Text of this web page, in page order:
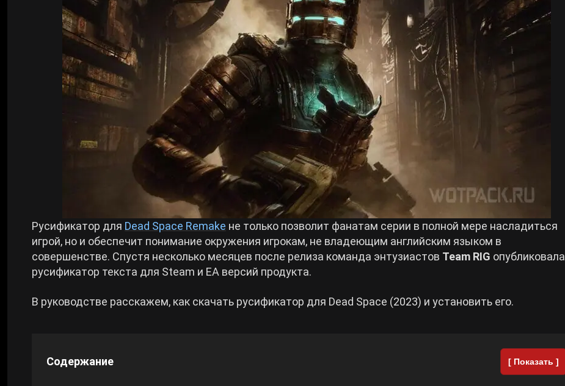
Crimson Desert
Zenless Zone Zero
Kingdom Come: Deliverance 2
Path of Exile 2
Roblox
Hogwarts Legacy
Cyberpunk 2077
Билды Arknights: Endfield
Билды Wuthering Waves
Билды Cyberpunk 2077
Билды Path of Exile 2
Русификатор для Dead Space Remake не только позволит фанатам серии в полной мере насладиться
игрой, но и обеспечит понимание окружения игрокам, не владеющим английским языком в
совершенстве. Спустя несколько месяцев после релиза команда энтузиастов Team RIG опубликовала
русификатор текста для Steam и EA версий продукта.
В руководстве расскажем, как скачать русификатор для Dead Space (2023) и установить его.
Содержание [ Показать ]